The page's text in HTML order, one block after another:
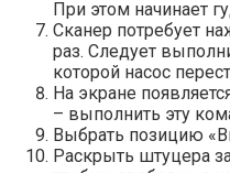
При этом начинает
Сканер потребует
раз. Следует
которой насос
На экране
– выполнить эту
Выбрать позицию
Раскрыть штуцера